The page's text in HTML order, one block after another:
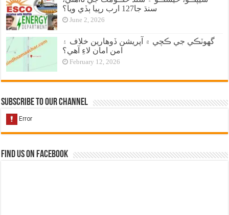
سنڌ جا127 ارب رپيا ٻڏي ويا؟
June 2, 2026
گهوٽڪي جي ڪچي ۾ آپريشن ڏوهارين خلاف ۽
امن امان لاءِ آهي؟
February 12, 2026
Subscribe to our Channel
Find us on Facebook